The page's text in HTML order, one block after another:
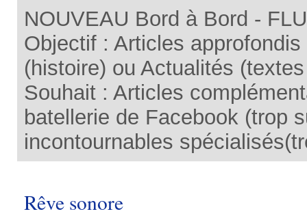
NOUVEAU Bord à Bord -
Objectif : Articles
(histoire) ou Actualités
Souhait : Articles
batellerie de Facebook (trop
incontournables
Rêve sonore